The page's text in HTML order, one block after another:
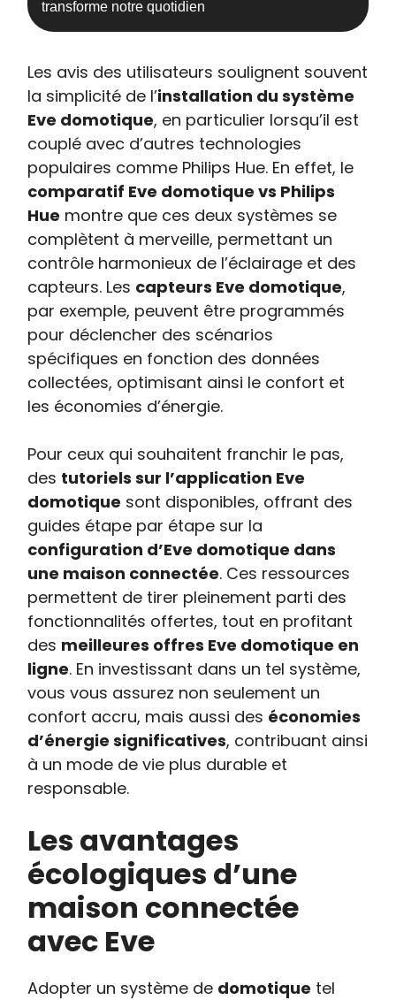
transforme notre quotidien
Les avis des utilisateurs soulignent souvent
la simplicité de l’installation du système
Eve domotique, en particulier lorsqu’il est
couplé avec d’autres technologies
populaires comme Philips Hue. En effet, le
comparatif Eve domotique vs Philips
Hue montre que ces deux systèmes se
complètent à merveille, permettant un
contrôle harmonieux de l’éclairage et des
capteurs. Les capteurs Eve domotique,
par exemple, peuvent être programmés
pour déclencher des scénarios
spécifiques en fonction des données
collectées, optimisant ainsi le confort et
les économies d’énergie.
Pour ceux qui souhaitent franchir le pas,
des tutoriels sur l’application Eve
domotique sont disponibles, offrant des
guides étape par étape sur la
configuration d’Eve domotique dans
une maison connectée. Ces ressources
permettent de tirer pleinement parti des
fonctionnalités offertes, tout en profitant
des meilleures offres Eve domotique en
ligne. En investissant dans un tel système,
vous vous assurez non seulement un
confort accru, mais aussi des économies
d’énergie significatives, contribuant ainsi
à un mode de vie plus durable et
responsable.
Les avantages
écologiques d’une
maison connectée
avec Eve
Adopter un système de domotique tel